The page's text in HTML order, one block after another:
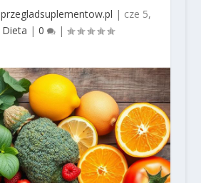
przegladsuplementow.pl | cze 5,
Dieta |0 |